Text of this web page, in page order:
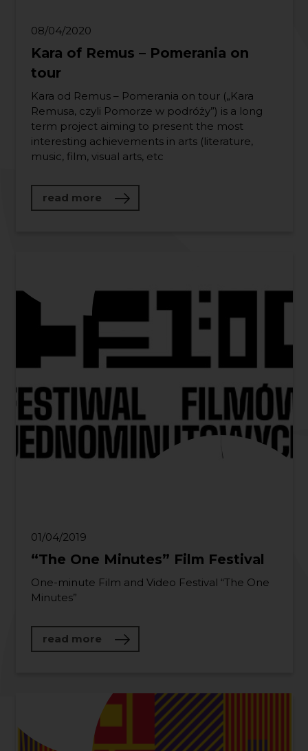
08/04/2020
Kara of Remus – Pomerania on
tour
Kara od Remus – Pomerania on tour („Kara
Remusa, czyli Pomorze w podróży”) is a long
term project aiming to present the most
interesting achievements in arts (literature,
music, film, visual arts, etc
read more about Kara of Remus – Pomerania
01/04/2019
“The One Minutes” Film Festival
One-minute Film and Video Festival “The One
Minutes”
read more about “The One Minutes” Film